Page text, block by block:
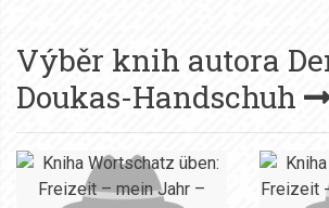
Výběr knih autora
Doukas-Handschuh